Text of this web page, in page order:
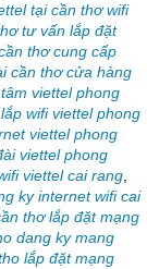
tại cần thơ wifi
tư vấn lắp đặt
thơ cung cấp
cần thơ cửa hàng
viettel phong
lắp wifi viettel phong
viettel phong
viettel phong
viettel cai rang
ky internet wifi cai
thơ lắp đặt mạng
dang ky mang
lắp đặt mạng